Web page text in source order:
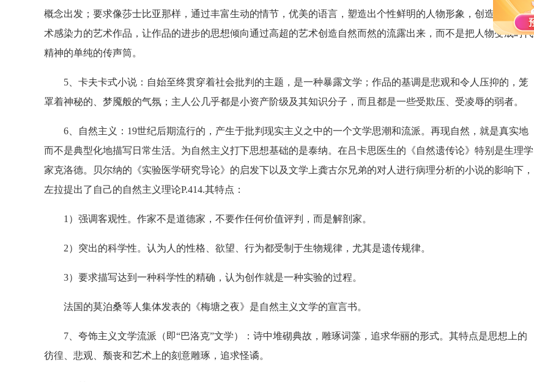
概念出发；要求像莎士比亚那样，通过丰富生动的情节，优美的语言，塑造出个性鲜明的人物形象，创造出富有艺
术感染力的艺术作品，让作品的进步的思想倾向通过高超的艺术创造自然而然的流露出来，而不是把人物变成时代
精神的单纯的传声筒。
5、卡夫卡式小说：自始至终贯穿着社会批判的主题，是一种暴露文学；作品的基调是悲观和令人压抑的，笼
罩着神秘的、梦魇般的气氛；主人公几乎都是小资产阶级及其知识分子，而且都是一些受欺压、受凌辱的弱者。
6、自然主义：19世纪后期流行的，产生于批判现实主义之中的一个文学思潮和流派。再现自然，就是真实地
而不是典型化地描写日常生活。为自然主义打下思想基础的是泰纳。在吕卡思医生的《自然遗传论》特别是生理学
家克洛德。贝尔纳的《实验医学研究导论》的启发下以及文学上龚古尔兄弟的对人进行病理分析的小说的影响下，
左拉提出了自己的自然主义理论P.414.其特点：
1）强调客观性。作家不是道德家，不要作任何价值评判，而是解剖家。
2）突出的科学性。认为人的性格、欲望、行为都受制于生物规律，尤其是遗传规律。
3）要求描写达到一种科学性的精确，认为创作就是一种实验的过程。
法国的莫泊桑等人集体发表的《梅塘之夜》是自然主义文学的宣言书。
7、夸饰主义文学流派（即“巴洛克”文学）：诗中堆砌典故，雕琢词藻，追求华丽的形式。其特点是思想上的
彷徨、悲观、颓丧和艺术上的刻意雕琢，追求怪谲。